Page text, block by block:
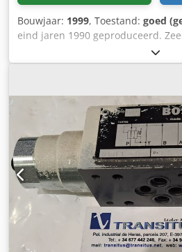
Bouwjaar: 1999, Toestand: goed
eind jaren 1990 geproduceerd.
(opgeslagen geweest in een
Rewa Bevindt zich in Tata,
bar Cr pomp met injector
12 meetpunten,
flowmeetsysteem met 2
aparte smeeroliepomp met
Toerentalbereik van 0 tot 4000 f/
Cr pompbesturingstest in veilige,
Bosch magneetspoelinjector
testen van piëzo-injectoren - optie
van CP2-pompen Het testen en
met behulp van Bosch
Bosch Esi-abonnement vereist De
staat en is regelmatig